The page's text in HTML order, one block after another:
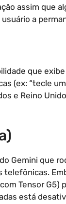
assim que
a
que
(ex: “tecle
e Reino
Gemini que
Tensor G5)
está